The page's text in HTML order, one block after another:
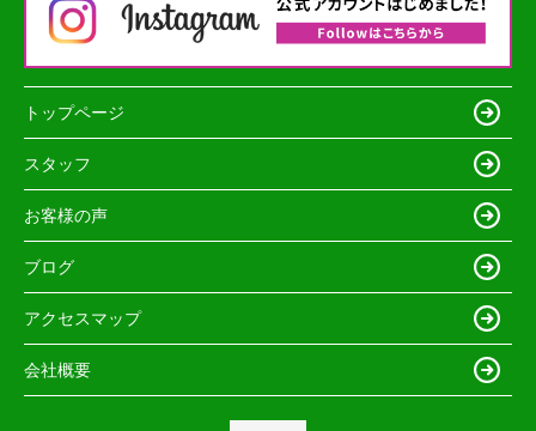
トップページ
スタッフ
お客様の声
ブログ
アクセスマップ
会社概要